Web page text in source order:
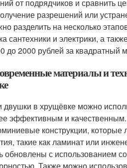
от подрядчиков и сравнить
разрешений или
разделить на несколько
сантехники и электрики, а
до 2000 рублей за квадратный
материалы и
в хрущёвке можно
эффективным и
конструкции,
такие как ламинат или
обновлены с использованием